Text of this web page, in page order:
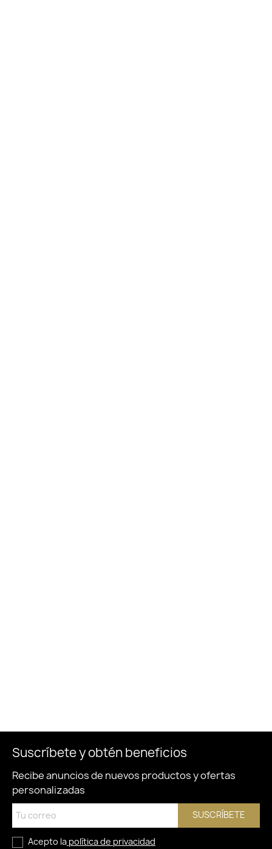
Suscríbete y obtén beneficios
Recibe anuncios de nuevos productos y ofertas
personalizadas
SUSCRÍBETE
Acepto la política de privacidad